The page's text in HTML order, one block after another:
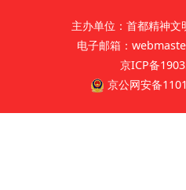
北京宣传文化引导基金
宣传思想文化人才
主办单位：首都精神文
电子邮箱：
京ICP备
京公网安备